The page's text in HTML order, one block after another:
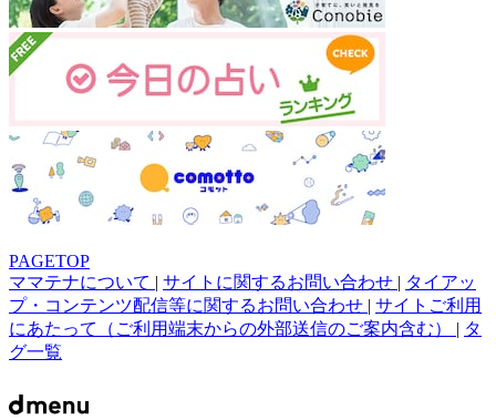
PAGETOP
ママテナについて | サイトに関するお問い合わせ | タイアッ
プ・コンテンツ配信等に関するお問い合わせ | サイトご利用
にあたって（ご利用端末からの外部送信のご案内含む） | タ
グ一覧